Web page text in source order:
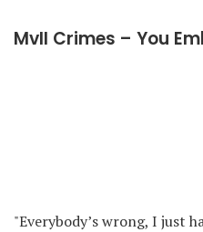
Mvll Crimes – You
"Everybody’s wrong, I just